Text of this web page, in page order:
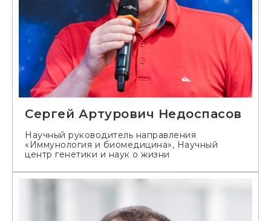
Сергей Артурович Недоспасов
Научный руководитель направления
«Иммунология и биомедицина», Научный
центр генетики и наук о жизни